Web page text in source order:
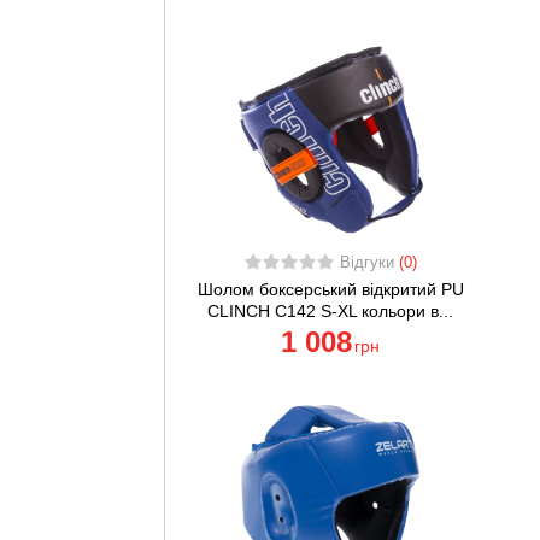
тих, хто
та
і
Відгуки (0)
Шолом боксерський відкритий PU
CLINCH C142 S-XL кольори в...
1 008 грн